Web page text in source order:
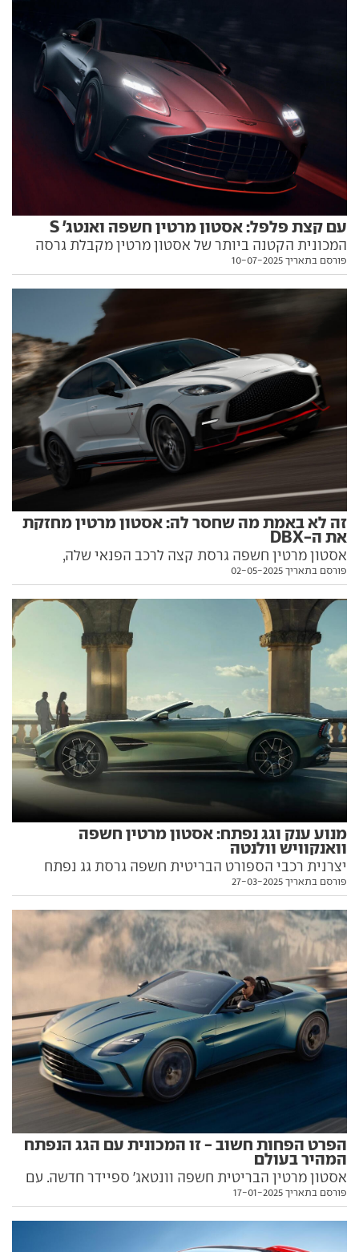
עם קצת פלפל: אסטון מרטין חשפה ואנטג' S
המכונית הקטנה ביותר של אסטון מרטין מקבלת גרסה
המבטיחה שדרוג לביצועים וליכולת הדינמית. כל מה
בפנים
פורסם בתאריך 10-07-2025
זה לא באמת מה שחסר לה: אסטון מרטין מחזקת
את ה-DBX
אסטון מרטין חשפה גרסת קצה לרכב הפנאי שלה,
והחזירה לו את תואר החזק בעולם מסוגו. ואת מי הוא
פורסם בתאריך 02-05-2025
מנוע ענק וגג נפתח: אסטון מרטין חשפה
וואנקוויש וולנטה
יצרנית רכבי הספורט הבריטית חשפה גרסת גג נפתח
לוואנקוויש, עם מנוע ענק מלפנים, הנעה מאחור ורוח
פורסם בתאריך 27-03-2025
הפרט הפחות חשוב - זו המכונית עם הגג הנפתח
המהיר בעולם
אסטון מרטין הבריטית חשפה וונטאג' ספיידר חדשה. עם
הבטחה לביצועים משופרים, יכולת דינמית משודרגת
פורסם בתאריך 17-01-2025